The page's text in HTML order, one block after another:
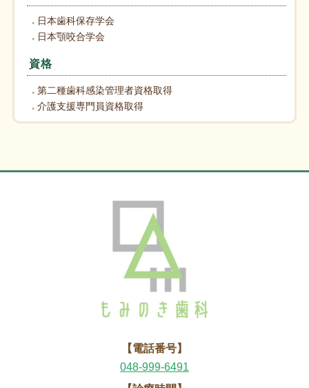
日本歯科保存学会
日本顎咬合学会
資格
第二種歯科感染管理者資格取得
介護支援専門員資格取得
【電話番号】
048-999-6491